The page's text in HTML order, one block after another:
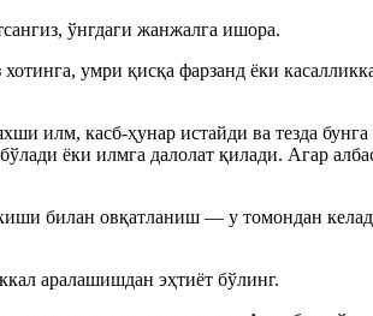
ўнгдаги жанжалга ишора.
умри қисқа фарзанд ёки
илм, касб-ҳунар истайди ва тезда
ёки илмга далолат қилади. Агар
билан овқатланиш — у томондан
аралашишдан эҳтиёт бўлинг.